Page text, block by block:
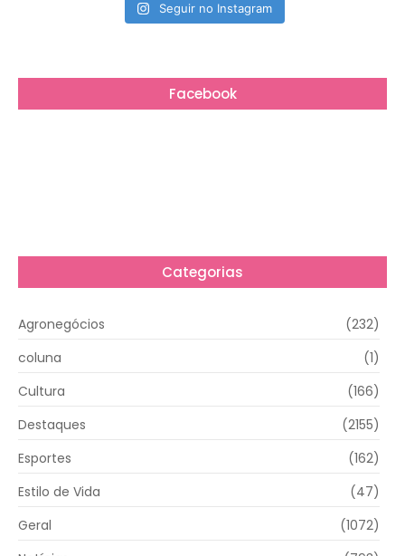
Seguir no Instagram
Facebook
Categorias
Agronegócios
(232)
coluna
(1)
Cultura
(166)
Destaques
(2155)
Esportes
(162)
Estilo de Vida
(47)
Geral
(1072)